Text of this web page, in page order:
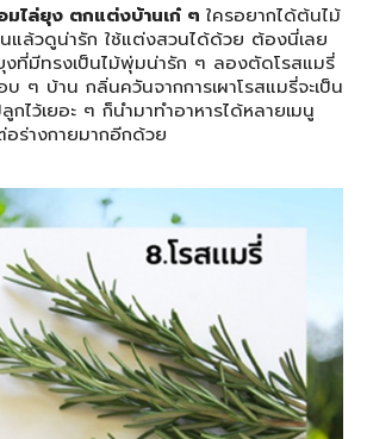
มไล่ยุง ตกแต่งบ้านเก๋ ๆ ใครอยากได้ต้นไม้
แล้วดูน่ารัก ใช้แต่งสวนได้ด้วย ต้องนี่เลย
ที่มีทรงเป็นไม้พุ่มน่ารัก ๆ ลองตัดโรสแมรี่
บ ๆ บ้าน กลิ่นควันจากการเผาโรสแมรี่จะเป็น
ไว้เยอะ ๆ ก็นำมาทำอาหารได้หลายเมนู
ร่างกายมากอีกด้วย